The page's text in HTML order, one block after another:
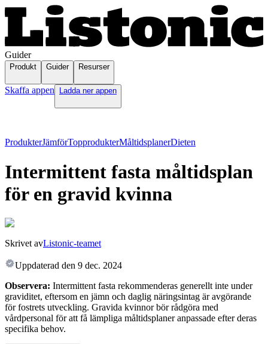
Guider
Produkt Guider Resurser
Skaffa appen Ladda ner appen
ProdukterJämförTopprodukterMåltidsplanerDieten
Intermittent fasta måltidsplan
för en gravid kvinna
Skrivet avListonic-teamet
Uppdaterad den 9 dec. 2024
Observera: Intermittent fasta rekommenderas generellt inte under
graviditet, eftersom en jämn och daglig näringsintag är avgörande
för fostrets utveckling. Gravida kvinnor bör rådgöra med
vårdpersonal för att få lämpliga måltidsplaner anpassade efter deras
specifika behov.